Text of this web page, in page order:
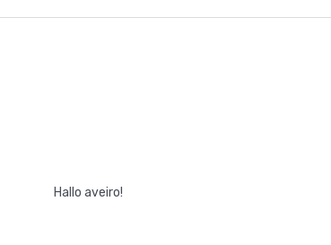
Hallo aveiro!